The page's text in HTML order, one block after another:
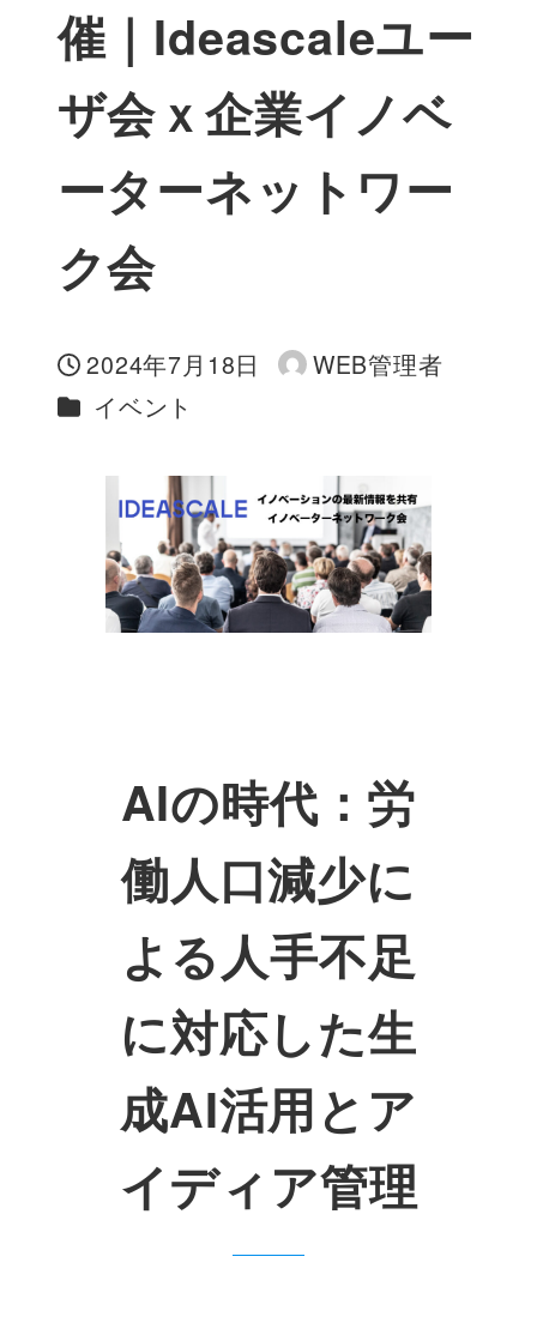
催｜Ideascaleユー
ザ会ｘ企業イノベ
ーターネットワー
ク会
投稿日
2024年7月18日
著
WEB管理者
カテゴリー
イベント
AIの時代：労
働人口減少に
よる人手不足
に対応した生
成AI活用とア
イディア管理